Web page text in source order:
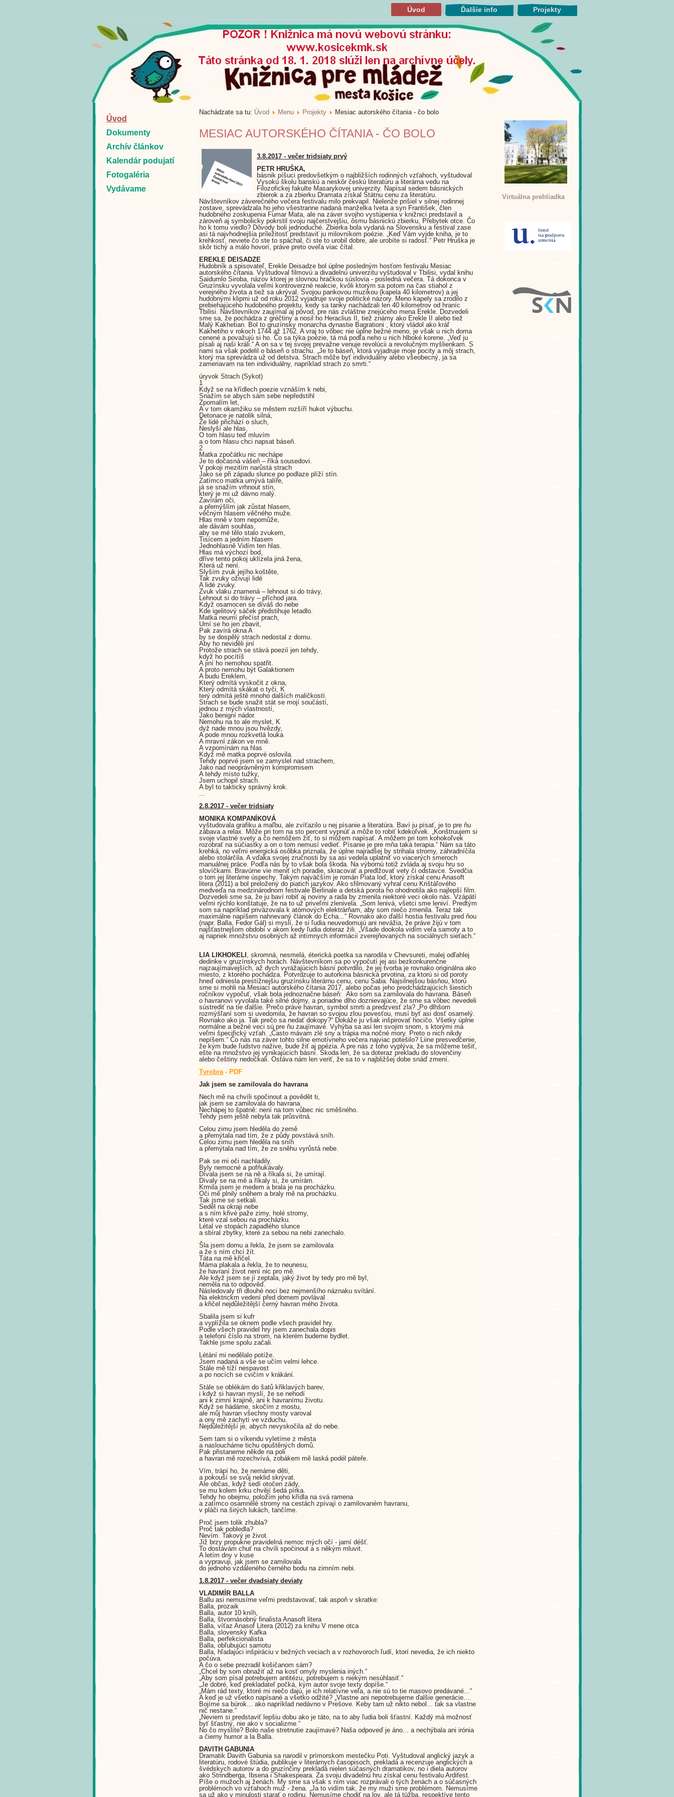
Úvod Ďalšie info Projekty
Úvod
Dokumenty
Archív článkov
Kalendár podujatí
Fotogaléria
Vydávame
Nachádzate sa tu: Úvod Menu Projekty Mesiac autorského čítania - čo bolo
MESIAC AUTORSKÉHO ČÍTANIA - ČO BOLO
3.8.2017 - večer tridsiaty prvý
PETR HRUŠKA,
básnik píšuci predovšetkým o najbližších rodinných vzťahoch, vyštudoval
Vysokú školu banskú a neskôr českú literatúru a literárna vedu na
Filozofickej fakulte Masarykovej univerzity. Napísal sedem básnických
zbierok a za zbierku Dramata získal Štátnu cenu za literatúru.
Návštevníkov záverečného večera festivalu milo prekvapil. Nielenže prišiel v silnej rodinnej
zostave, sprevádzala ho jeho všestranne nadaná manželka Iveta a syn František, člen
hudobného zoskupenia Fumar Mata, ale na záver svojho vystúpenia v knižnici predstavil a
zároveň aj symbolicky pokrstil svoju najčerstvejšiu, ôsmu básnickú zbierku, Přebytek otce. Čo
ho k tomu viedlo? Dôvody boli jednoduché. Zbierka bola vydaná na Slovensku a festival zase
asi tá najvhodnejšia príležitosť predstaviť ju milovníkom poézie. „Keď Vám vyjde kniha, je to
krehkosť, neviete čo ste to spáchal, či ste to urobil dobre, ale urobíte si radosť.“ Petr Hruška je
skôr tichý a málo hovorí, práve preto oveľa viac čítal.
EREKLE DEISADZE
Hudobník a spisovateľ, Erekle Deisadze bol úplne posledným hosťom festivalu Mesiac
autorského čítania. Vyštudoval filmovú a divadelnú univerzitu vyštudoval v Tbilisi, vydal knihu
Saidumlo Siroba, názov ktorej je slovnou hračkou súslovia - posledná večera. Tá dokonca v
Gruzínsku vyvolala veľmi kontroverzné reakcie, kvôli ktorým sa potom na čas stiahol z
verejného života a tiež sa ukrýval. Svojou pankovou muzikou (kapela 40 kilometrov) a jej
hudobnými klipmi už od roku 2012 vyjadruje svoje politické názory. Meno kapely sa zrodilo z
prebiehajúceho hudobného projektu, kedy sa tanky nachádzali len 40 kilometrov od hraníc
Tbilisi. Návštevníkov zaujímal aj pôvod, pre nás zvláštne znejúceho mena Erekle. Dozvedeli
sme sa, že pochádza z gréčtiny a nosil ho Heraclius II, tiež známy ako Erekle II alebo tiež
Malý Kakhetian. Bol to gruzínsky monarcha dynastie Bagrationi , ktorý vládol ako kráľ
Kakhetiho v rokoch 1744 až 1762. A vraj to vôbec nie úplne bežné meno, je však u nich doma
cenené a považujú si ho. Čo sa týka poézie, tá má podľa neho u nich hlboké korene. „Veď ju
písali aj naši králi.“ A on sa v tej svojej prevažne venuje revolúcii a revolučným myšlienkam. S
nami sa však podelil o báseň o strachu. „Je to báseň, ktorá vyjadruje moje pocity a môj strach,
ktorý ma sprevádza už od detstva. Strach môže byť individuálny alebo všeobecný, ja sa
zameriavam na ten individuálny, napríklad strach zo smrti.“
úryvok Strach (Sykot)
1
Když se na křídlech poezie vznáším k nebi,
Snažím se abych sám sebe nepředstihl
Zpomalím let,
A v tom okamžiku se městem rozšíří hukot výbuchu.
Detonace je natolik silná,
Že lidé přichází o sluch,
Neslyší ale hlas,
O tom hlasu teď mluvím
a o tom hlasu chci napsat báseň.
2
Matka zpočátku nic nechápe
Je to dočasná vášeň – říká sousedovi.
V pokoji mezitím narůstá strach
Jako se při západu slunce po podlaze plíží stín.
Zatímco matka umývá talíře,
já se snažím vrhnout stín,
který je mi už dávno malý.
Zavírám oči,
a přemýšlím jak zůstat hlasem,
věčným hlasem věčného muže.
Hlas mně v tom nepomůže,
ale dávám souhlas,
aby se mé tělo stalo zvukem,
Tisícem a jedním hlasem
Jednohlasně Vidím ten hlas.
Hlas má výchozí bod,
dříve tento pokoj uklízela jiná žena,
Která už není.
Slyším zvuk jejího koštěte,
Tak zvuky oživují lidé
A lidé zvuky.
Zvuk vlaku znamená – lehnout si do trávy,
Lehnout si do trávy – příchod jara.
Když osamocen se díváš do nebe
Kde igelitový sáček předstihuje letadlo.
Matka neumí přečíst prach,
Umí se ho jen zbavit,
Pak zavírá okna A
by se dospělý strach nedostal z domu.
Aby ho neviděli jiní
Protože strach se stává poezií jen tehdy,
když ho pocítíš
A jiní ho nemohou spatřit.
A proto nemohu být Galaktionem
A budu Ereklem,
Který odmítá vyskočit z okna,
Který odmítá skákat o tyči, K
terý odmítá ještě mnoho dalších maličkostí.
Strach se bude snažit stát se mojí součástí,
jednou z mých vlastností,
Jako benigní nádor.
Nemohu na to ale myslet, K
dyž nade mnou jsou hvězdy,
A pode mnou rozkvetlá louka
A mravní zákon ve mně.
A vzpomínám na hlas
Když mě matka poprvé oslovila.
Tehdy poprvé jsem se zamyslel nad strachem,
Jako nad neoprávněným kompromisem
A tehdy místo tužky,
Jsem uchopil strach.
A byl to takticky správný krok.
...
2.8.2017 - večer tridsiaty
MONIKA KOMPANÍKOVÁ
vyštudovala grafiku a maľbu, ale zvíťazilo u nej písanie a literatúra. Baví ju písať, je to pre ňu
zábava a relax. Môže pri tom na sto percent vypnúť a môže to robiť kdekoľvek. „Konštruujem si
svoje vlastné svety a čo nemôžem žiť, to si môžem napísať. A môžem pri tom kohokoľvek
rozobrať na súčiastky a on o tom nemusí vedieť. Písanie je pre mňa taká terapia.“ Nám sa táto
krehká, no veľmi energická osôbka priznala, že úplne najradšej by strihala stromy, záhradníčila
alebo stolárčila. A vďaka svojej zručnosti by sa asi vedela uplatniť vo viacerých smeroch
manuálnej práce. Podľa nás by to však bola škoda. Na výbornú totiž zvláda aj svoju hru so
slovíčkami. Bravúrne vie meniť ich poradie, skracovať a predlžovať vety či odstavce. Svedčia
o tom jej literárne úspechy. Takým najväčším je román Piata loď, ktorý získal cenu Anasoft
litera (2011) a bol preložený do piatich jazykov. Ako sfilmovaný vyhral cenu Krištáľového
medveďa na medzinárodnom festivale Berlinale a detská porota ho ohodnotila ako najlepší film.
Dozvedeli sme sa, že ju baví robiť aj noviny a rada by zmenila niektoré veci okolo nás. Vzápätí
veľmi rýchlo konštatuje, že na to už priveľmi zlenivela. „Som lenivá, všetci sme leniví. Predtým
som sa napríklad priväzovala k atómových elektrárňam, aby som niečo zmenila. Teraz tak
maximálne napíšem nahnevaný článok do Echa...“ Rovnako ako ďalší hostia festivalu pred ňou
(napr. Balla, Fedor Gál) si myslí, že si ľudia neuvedomujú ani nevážia, že práve žijú v tom
najšťastnejšom období v akom kedy ľudia doteraz žili. „Všade dookola vidím veľa samoty a to
aj napriek množstvu osobných až intímnych informácií zverejňovaných na sociálnych sieťach.“
LIA LIKHOKELI , skromná, nesmelá, éterická poetka sa narodila v Chevsureti, malej odľahlej
dedinke v gruzínskych horách. Návštevníkom sa po vypočutí jej asi bezkonkurenčne
najzaujímavejších, až dych vyrážajúcich básní potvrdilo, že jej tvorba je rovnako originálna ako
miesto, z ktorého pochádza. Potvrdzuje to autorkina básnická prvotina, za ktorú si od poroty
hneď odniesla prestížnejšiu gruzínsku literárnu cenu, cenu Saba. Najsilnejšou básňou, ktorú
sme si mohli na Mesiaci autorského čítania 2017, alebo počas jeho predchádzajúcich šiestich
ročníkov vypočuť, však bola jednoznačne báseň: Ako som sa zamilovala do havrana. Báseň
o havranovi vyvolala také silné dojmy, a poriadne dlho doznievajúce, že sme sa vôbec nevedeli
sústrediť na tie ďalšie. Prečo práve havran, symbol smrti a predzvesť zla? „Po dlhšom
rozmýšľaní som si uvedomila, že havran so svojou zlou povesťou, musí byť asi dosť osamelý.
Rovnako ako ja. Tak prečo sa nedať dokopy?“ Dokáže ju však inšpirovať hocičo. Všetky úplne
normálne a bežné veci sú pre ňu zaujímavé. Vyhýba sa asi len svojim snom, s ktorými má
veľmi špecifický vzťah. „Často mávam zlé sny a trápia ma nočné mory. Preto o nich nikdy
nepíšem.“ Čo nás na záver tohto silne emotívneho večera najviac potešilo? Liine presvedčenie,
že kým bude ľudstvo nažive, bude žiť aj poézia. A pre nás z toho vyplýva, že sa môžeme tešiť,
ešte na množstvo jej vynikajúcich básní. Škoda len, že sa doteraz prekladu do slovenčiny
alebo češtiny nedočkali. Ostáva nám len veriť, že sa to v najbližšej dobe snáď zmení.
Tvrobra- PDF
Jak jsem se zamilovala do havrana
Nech mě na chvíli spočinout a povědět ti,
jak jsem se zamilovala do havrana.
Nechápej to špatně: není na tom vůbec nic směšného.
Tehdy jsem ještě nebyla tak průsvitná.
Celou zimu jsem hleděla do země
a přemýtala nad tím, že z půdy povstává sníh.
Celou zimu jsem hleděla na sníh
a přemýtala nad tím, že ze sněhu vyrůstá nebe.
Pak se mi oči nachladily.
Byly nemocné a pofňukávaly.
Dívala jsem se na ně a říkala si, že umírají.
Dívaly se na mě a říkaly si, že umírám.
Krmila jsem je medem a brala je na procházku.
Oči mě plnily sněhem a braly mě na procházku.
Tak jsme se setkali.
Seděl na okraji nebe
a s ním křivé paže zimy, holé stromy,
které vzal sebou na procházku.
Létal ve stopách zapadlého slunce
a sbíral zbytky, které za sebou na nebi zanechalo.
Šla jsem domu a řekla, že jsem se zamilovala
a že s ním chci žít.
Táta na mě křičel.
Máma plakala a řekla, že to neunesu,
že havraní život není nic pro mě.
Ale když jsem se jí zeptala, jaký život by tedy pro mě byl,
neměla na to odpověď.
Následovaly tři dlouhé noci bez nejmenšího náznaku svítání.
Na elektrickm vedení před domem povlával
a křičel nejdůležitější černý havran mého života.
Sbalila jsem si kufr
a vyplížila se oknem podle všech pravidel hry.
Podle všech pravidel hry jsem zanechala dopis
a telefoní číslo na strom, na kterém budeme bydlet.
Takhle jsme spolu začali.
Létání mi nedělalo potíže.
Jsem nadaná a vše se učím velmi lehce.
Stále mě tíží nespavost
a po nocích se cvičím v krákání.
Stále se oblékám do šatů křiklavých barev,
i když si havran myslí, že se nehodí
ani k zimní krajině, ani k havranímu životu.
Když se hádáme, skočím z mostu,
ale můj havran všechny mosty varoval
a ony mě zachytí ve vzduchu.
Nejdůležitější je, abych nevyskočila až do nebe.
Sem tam si o víkendu vyletíme z města
a nasloucháme tichu opuštěných domů.
Pak přistaneme někde na poli
a havran mě rozechvívá, zobákem mě laská podél páteře.
Vím, trápí ho, že nemáme děti,
a pokouší se svůj neklid skrývat.
Ale občas, když sedí otočen zády,
se mu kolem krku chvějí šedá pírka.
Tehdy ho obejmu, položím jeho křídla na svá ramena
a zatímco osamnělé stromy na cestách zpívají o zamilovaném havranu,
v pláči na širých lukách, tančíme.
Proč jsem tolik zhubla?
Proč tak pobledla?
Nevím. Takový je život.
Již brzy propukne pravidelná nemoc mých očí - jarní déšť.
To dostávám chuť na chvíli spočinout a s někým mluvit.
A letím dny v kuse
a vypravuji, jak jsem se zamilovala
do jednoho vzdáleného černého bodu na zimním nebi.
1.8.2017 - večer dvadsiaty deviaty
VLADIMÍR BALLA
Ballu asi nemusíme veľmi predstavovať, tak aspoň v skratke:
Balla, prozaik
Balla, autor 10 kníh,
Balla, štvornásobný finalista Anasoft litera
Balla, víťaz Anasof Litera (2012) za knihu V mene otca
Balla, slovenský Kafka
Balla, perfekcionalista
Balla, obľubujúci samotu
Balla, hľadajúci inšpiráciu v bežných veciach a v rozhovoroch ľudí, ktorí nevedia, že ich niekto
počúva.
A čo o sebe prezradil košičanom sám?
„Chcel by som obnažiť až na kosť omyly myslenia iných.“
„Aby som písal potrebujem antitézu, potrebujem s niekým nesúhlasiť.“
„Je dobré, keď prekladateľ počká, kým autor svoje texty dopíše.“
„Mám rád texty, ktoré mi niečo dajú, je ich relatívne veľa, a nie sú to tie masovo predávané...“
A keď je už všetko napísané a všetko odžité? „Vlastne ani nepotrebujeme ďalšie generácie....
Bojíme sa búrok... ako napríklad nedávno v Prešove. Keby tam už nikto nebol... tak sa vlastne
nič nestane.“
„Neviem si predstaviť lepšiu dobu ako je táto, na to aby ľudia boli šťastní. Každý má možnosť
byť šťastný, nie ako v socializme.“
No čo myslíte? Bolo naše stretnutie zaujímavé? Naša odpoveď je áno... a nechýbala ani irónia
a čierny humor a la Balla.
DAVITH GABUNIA
Dramatik Davith Gabunia sa narodil v prímorskom mestečku Poti. Vyštudoval anglický jazyk a
literatúru, rodové štúdia, publikuje v literárnych časopisoch, prekladá a recenzuje anglických a
švédskych autorov a do gruzínčiny prekladá nielen súčasných dramatikov, no i diela autorov
ako Strindberga, Ibsena i Shakespeara. Za svoju divadelnú hru získal cenu festivalu Ardifest.
Píše o mužoch aj ženách. My sme sa však s ním viac rozprávali o tých ženách a o súčasných
problémoch vo vzťahoch muž - žena. „Ja to vidím tak, že my muži sme problémom. Nemusíme
sa už ako v minulosti starať o rodinu. Nemusíme chodiť na lov, ale tá túžba, respektíve tento
Virtuálna prehliadka